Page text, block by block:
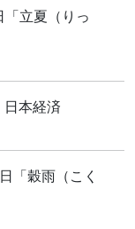
立夏（りっ
本経済
「穀雨（こく